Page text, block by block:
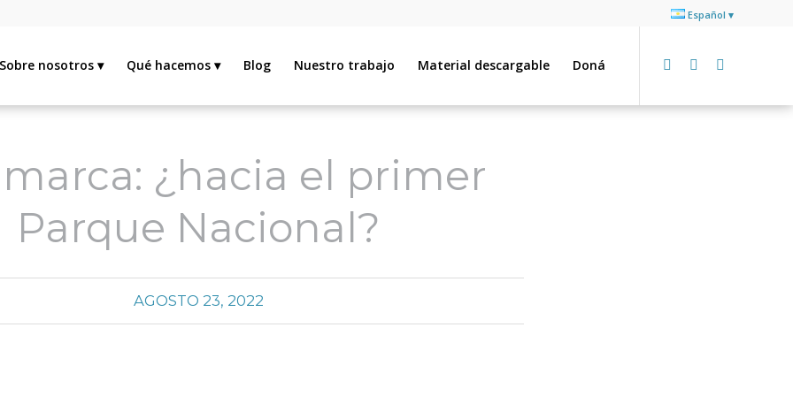
Español
Sobre nosotros Qué hacemos Blog Nuestro trabajo Material descargable Doná
¿hacia el primer
Parque Nacional?
AGOSTO 23, 2022